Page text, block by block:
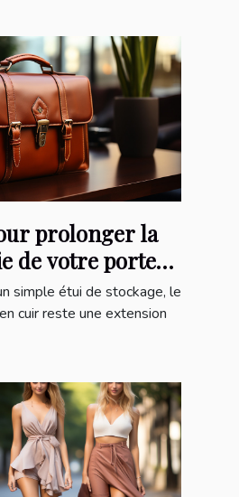
prolonger la
de votre porte-
simple étui de stockage, le
cuir reste une extension